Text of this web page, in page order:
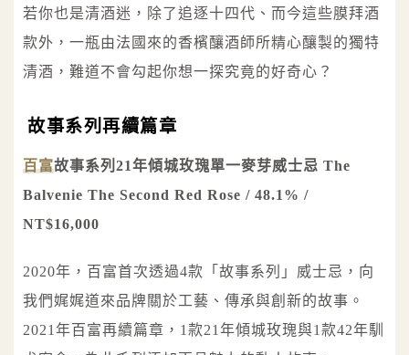
若你也是清酒迷，除了追逐十四代、而今這些膜拜酒
款外，一瓶由法國來的香檳釀酒師所精心釀製的獨特
清酒，難道不會勾起你想一探究竟的好奇心？
故事系列再續篇章
百富故事系列21年傾城玫瑰單一麥芽威士忌 The
Balvenie The Second Red Rose / 48.1% /
NT$16,000
2020年，百富首次透過4款「故事系列」威士忌，向
我們娓娓道來品牌關於工藝、傳承與創新的故事。
2021年百富再續篇章，1款21年傾城玫瑰與1款42年馴